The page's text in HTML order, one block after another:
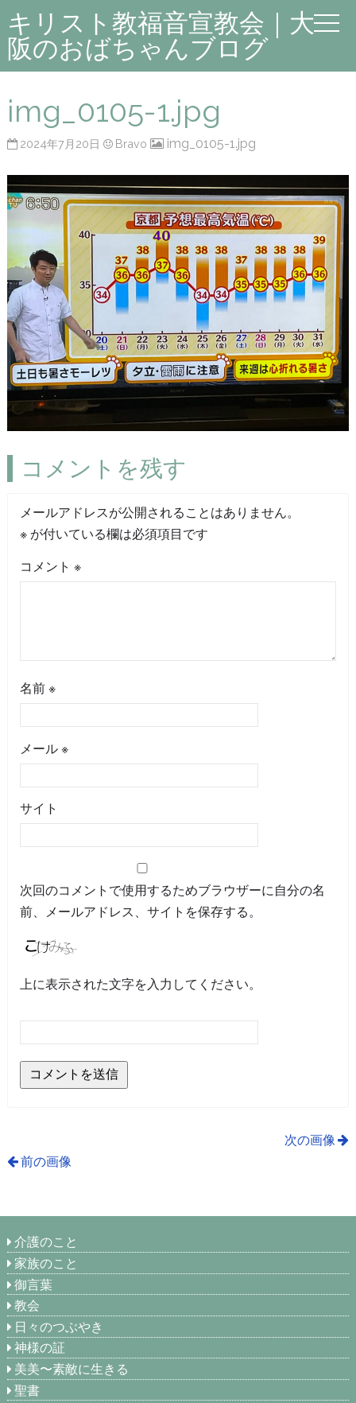
キリスト教福音宣教会｜大
阪のおばちゃんブログ
img_0105-1.jpg
2024年7月20日 Bravo img_0105-1.jpg
コメントを残す
メールアドレスが公開されることはありません。
※が付いている欄は必須項目です
コメント ※
名前 ※
メール ※
サイト
次回のコメントで使用するためブラウザーに自分の名
前、メールアドレス、サイトを保存する。
上に表示された文字を入力してください。
次の画像
前の画像
介護のこと
家族のこと
御言葉
教会
日々のつぶやき
神様の証
美美〜素敵に生きる
聖書